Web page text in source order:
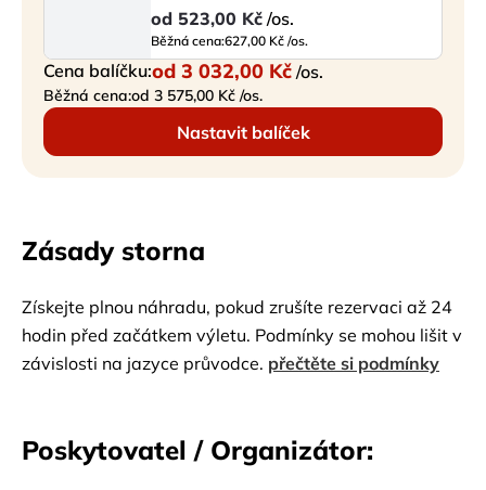
od 523,00 Kč /os.
Běžná cena:627,00 Kč /os.
Cena balíčku:od 3 032,00 Kč /os.
Běžná cena:od 3 575,00 Kč /os.
Nastavit balíček
Zásady storna
Získejte plnou náhradu, pokud zrušíte rezervaci až 24
hodin před začátkem výletu. Podmínky se mohou lišit v
závislosti na jazyce průvodce. přečtěte si podmínky
Poskytovatel / Organizátor: